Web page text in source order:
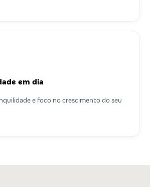
em dia
e foco no crescimento do seu